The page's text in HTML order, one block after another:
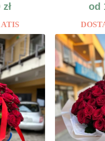
zł
od